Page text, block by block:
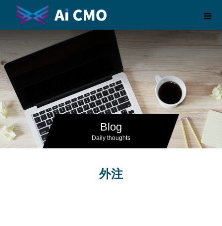
Blog
Daily thoughts
外注